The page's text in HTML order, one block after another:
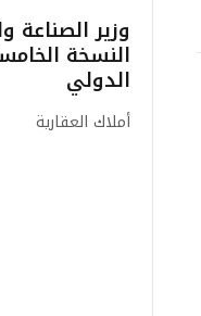
وزير الصناعة
النسخة
الدولي
أملاك العقارية